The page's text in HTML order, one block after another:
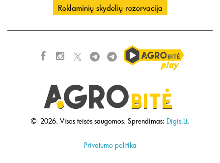
Reklaminių skydelių rezervacija
© 2026. Visos teisės saugomos. Sprendimas: Digis.Lt.
Privatumo politika